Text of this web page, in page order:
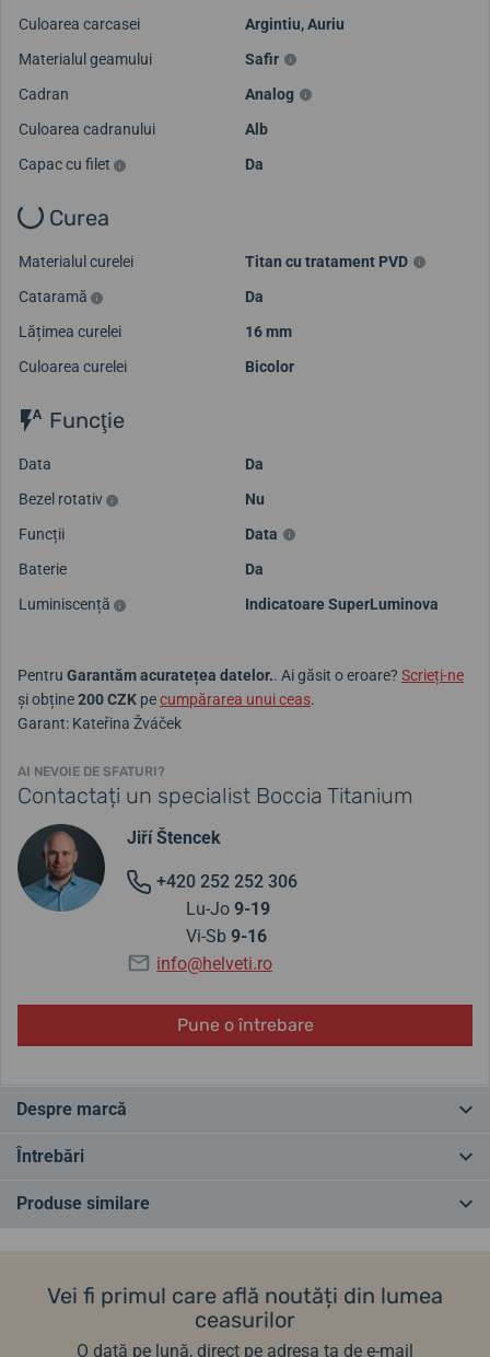
Culoarea carcasei
Argintiu,Auriu
Materialul geamului
Safir
Cadran
Analog
Culoarea cadranului
Alb
Capac cu filet
Da
Curea
Materialul curelei
Titan cu tratament PVD
Cataramă
Da
Lățimea curelei
16 mm
Culoarea curelei
Bicolor
Funcţie
Data
Da
Bezel rotativ
Nu
Funcții
Data
Baterie
Da
Luminiscență
Indicatoare SuperLuminova
Pentru Garantăm acuratețea datelor.. Ai găsit o eroare? Scrieți-ne
și obține200 CZK pecumpărarea unui ceas.
Garant: Kateřina Žváček
AI NEVOIE DE SFATURI?
Contactați un specialist Boccia Titanium
Jiří Štencek
+420 252 252 306
Lu-Jo 9-19
Vi-Sb 9-16
info@helveti.ro
Pune o întrebare
Despre marcă
Compania germană Boccia Titanium este specializată în producția
urmare, este complet hipoalergenic. Ceasurile Boccia Titanium
Helveti.cz este distribuitor autorizat și specialist pentru marca
Întrebări
Adăugați o întrebare
Produse similare
Vei fi primul care află noutăți din lumea
ceasurilor
O dată pe lună, direct pe adresa ta de e-mail